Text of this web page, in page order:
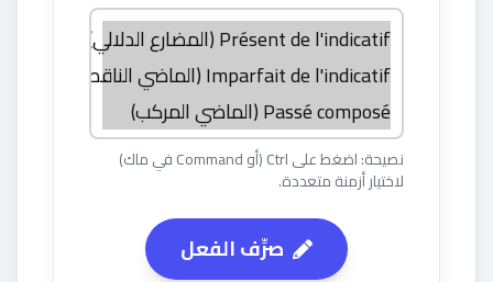
نصيحة: اضغط على Ctrl (أو Command في ماك)
لاختيار أزمنة متعددة.
صرِّف الفعل